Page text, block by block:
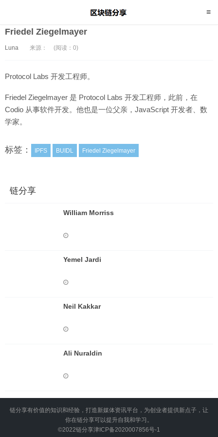
Friedel Ziegelmayer
Luna 来源： (阅读：0)
Protocol Labs 开发工程师。
Friedel Ziegelmayer 是 Protocol Labs 开发工程师，此前，在
Codio 从事软件开发。他也是一位父亲，JavaScript 开发者、数
学家。
标签： IPFS BUIDL Friedel Ziegelmayer
链分享
William Morriss
Yemel Jardi
Neil Kakkar
Ali Nuraldin
链分享有价值的知识和经验，打造新媒体资讯平台，为创业者提供新点子，让
你在链分享可以提升自我和学习。
©2022链分享津ICP备2020007856号-1